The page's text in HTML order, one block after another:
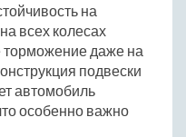
на
всех колесах
даже на
подвески
автомобиль
особенно важно